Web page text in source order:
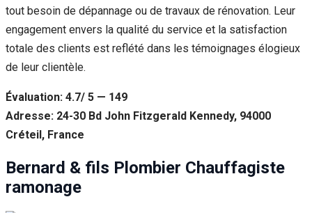
tout besoin de dépannage ou de travaux de rénovation. Leur
engagement envers la qualité du service et la satisfaction
totale des clients est reflété dans les témoignages élogieux
de leur clientèle.
Évaluation: 4.7/ 5 — 149
Adresse: 24-30 Bd John Fitzgerald Kennedy, 94000
Créteil, France
Bernard & fils Plombier Chauffagiste
ramonage